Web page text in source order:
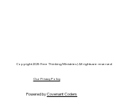
Copyright 2025 Free Thinking Ministries | All rights are reserved
Our Privacy Policy
Powered byCovenant Coders